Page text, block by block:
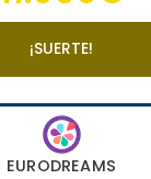
¡SUERTE!
EURODREAMS